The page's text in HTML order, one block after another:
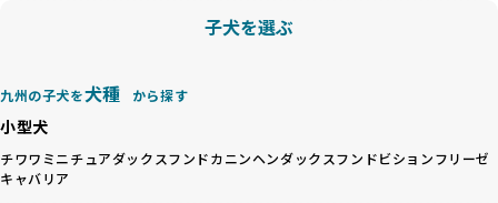
さらに、こうした評価結果は透明性を持って公開されている
ため、どのブリーダーを選んでも安心して子犬をお迎えいた
徹底した透明性こそが、BreederFamiliesの大きな特徴で
す。
BreederFamiliesは、ペット業界が抱える命の大量生産・大
量販売、負担の大きい流通構造、劣悪な飼育環境といった課
ことを大切にしています。また、彼らはお迎え先を自身で確
接の引き渡しを基本とします。
一方で、営利優先ブリーダーは、広範囲に販売するためにペ
ットショップやオークションを活用し、子犬の心身への影響
を軽視しがちです。
「ペットショップ等を使わない」の詳細はこちら
子犬を選ぶ
九州の子犬を犬種 から探す
小型犬
チワワ ミニチュアダックスフンドカニンヘンダックスフンドビションフリーゼ
キャバリア